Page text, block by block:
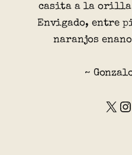
casita a la orilla
Envigado, entre
naranjos
~
X Instagram